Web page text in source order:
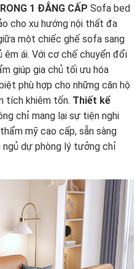
1 ĐẲNG CẤP Sofa bed
cho xu hướng nội thất đa
một chiếc ghế sofa sang
ái. Với cơ chế chuyển đổi
giúp gia chủ tối ưu hóa
phù hợp cho những căn hộ
tích khiêm tốn. Thiết kế
chỉ mang lại sự tiện nghi
mỹ cao cấp, sẵn sàng
ngủ dự phòng lý tưởng chỉ